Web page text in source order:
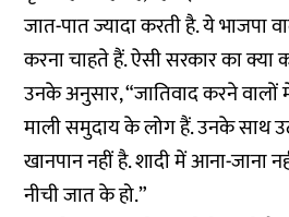
जात-पात ज्यादा करती है. ये भाजपा
करना चाहते हैं. ऐसी सरकार का क्या
उनके अनुसार, “जातिवाद करने
माली समुदाय के लोग हैं. उनके साथ
खानपान नहीं है. शादी में आना-जाना
नीची जात के हो.”